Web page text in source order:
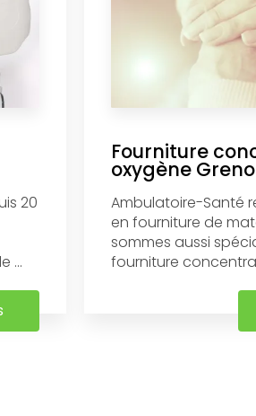
20
...
Fourniture
oxygène
Ambulatoire-Santé
en fourniture de
sommes aussi
fourniture